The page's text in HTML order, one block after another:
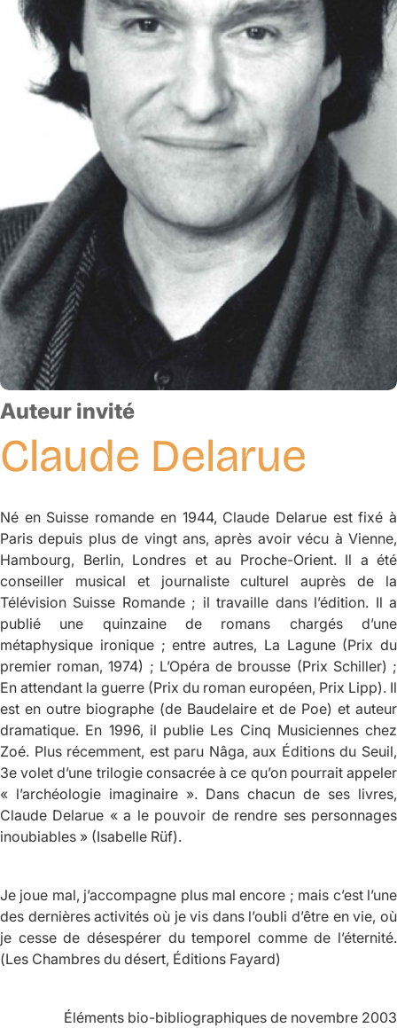
Auteur invité
Claude Delarue
Né en Suisse romande en 1944, Claude Delarue est fixé à
Paris depuis plus de vingt ans, après avoir vécu à Vienne,
Hambourg, Berlin, Londres et au Proche-Orient. Il a été
conseiller musical et journaliste culturel auprès de la
Télévision Suisse Romande ; il travaille dans l’édition. Il a
publié une quinzaine de romans chargés d’une
métaphysique ironique ; entre autres, La Lagune (Prix du
premier roman, 1974) ; L’Opéra de brousse (Prix Schiller) ;
En attendant la guerre (Prix du roman européen, Prix Lipp). Il
est en outre biographe (de Baudelaire et de Poe) et auteur
dramatique. En 1996, il publie Les Cinq Musiciennes chez
Zoé. Plus récemment, est paru Nâga, aux Éditions du Seuil,
3e volet d’une trilogie consacrée à ce qu’on pourrait appeler
« l’archéologie imaginaire ». Dans chacun de ses livres,
Claude Delarue « a le pouvoir de rendre ses personnages
inoubiables » (Isabelle Rüf).
Je joue mal, j’accompagne plus mal encore ; mais c’est l’une
des dernières activités où je vis dans l’oubli d’être en vie, où
je cesse de désespérer du temporel comme de l’éternité.
(Les Chambres du désert, Éditions Fayard)
Éléments bio-bibliographiques de novembre 2003